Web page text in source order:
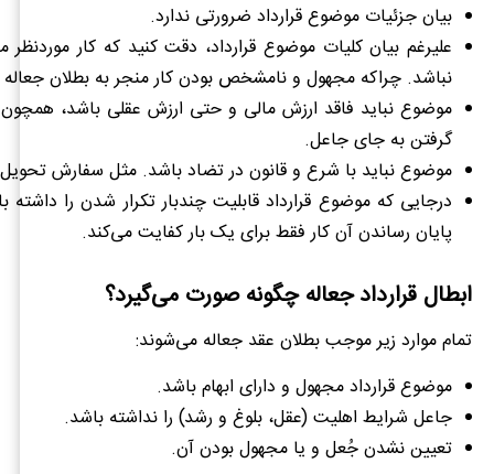
بیان جزئیات موضوع قرارداد ضرورتی ندارد.
علیرغم بیان کلیات موضوع قرارداد، دقت کنید که کار
نباشد. چراکه مجهول و نامشخص بودن کار منجر به بطلان
موضوع نباید فاقد ارزش مالی و حتی ارزش عقلی باشد،
گرفتن به جای جاعل.
موضوع نباید با شرع و قانون در تضاد باشد. مثل سفارش
درجایی که موضوع قرارداد قابلیت چندبار تکرار شدن را داشته‌
پایان رساندن آن کار فقط برای یک بار کفایت می‌کند.
ابطال قرارداد جعاله چگونه صورت می‌گیرد؟
تمام موارد زیر موجب بطلان عقد جعاله می‌شوند:
موضوع قرارداد مجهول و دارای ابهام باشد.
جاعل شرایط اهلیت (عقل، بلوغ و رشد) را نداشته باشد.
تعیین نشدن جُعل و یا مجهول بودن آن.